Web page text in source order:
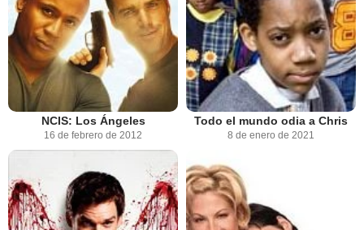
NCIS: Los Ángeles
16 de febrero de 2012
Todo el mundo odia a Chris
8 de enero de 2021